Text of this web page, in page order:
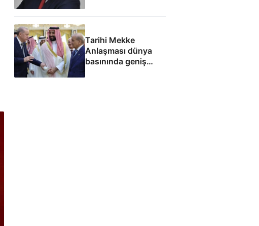
Tarihi Mekke
Anlaşması dünya
basınında geniş
yankı uyandırdı